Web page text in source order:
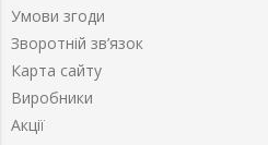
Умови згоди
Зворотній зв’язок
Карта сайту
Виробники
Акції